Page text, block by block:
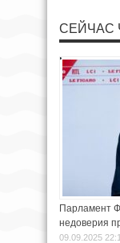
СЕЙЧАС
Парламент
недоверия
09.09.2025